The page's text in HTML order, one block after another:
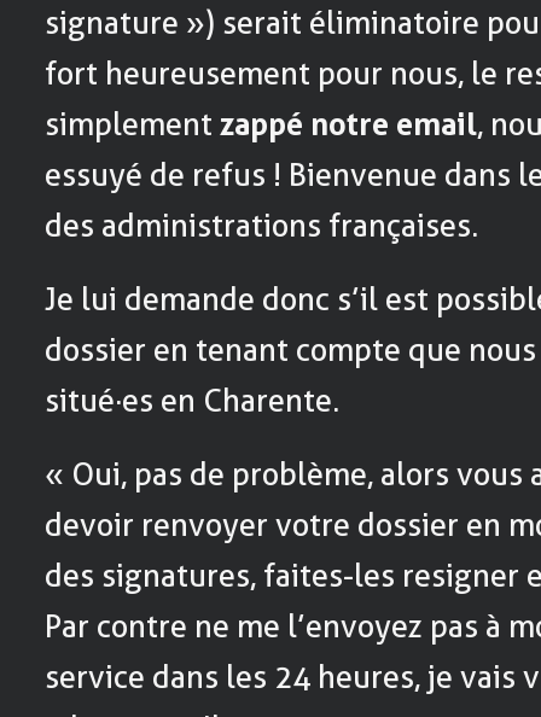
signature ») serait éliminatoire
fort heureusement pour nous, le
simplementzappé notre email,
essuyé de refus ! Bienvenue dans
des administrations françaises.
Je lui demande donc s’il est
dossier en tenant compte que
situé·es en Charente.
« Oui, pas de problème, alors vous
devoir renvoyer votre dossier en
des signatures, faites-les resigner
Par contre ne me l’envoyez pas à
service dans les 24 heures, je vais